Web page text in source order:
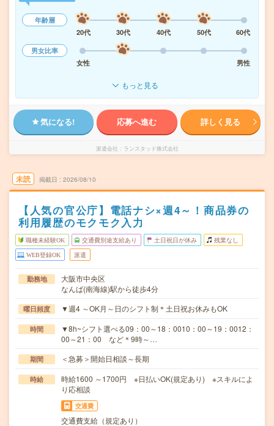
年齢層
20代
30代 40代 50代
60代
男女比率
女性
男性
もっと見る
気になる! 応募へ進む 詳しく見る
派遣会社 ランスタッド株式会社
未読 掲載日 2026/08/10
【人気の官公庁】電話ナシ×週4～！商品券の
利用履歴のモクモク入力
職種未経験OK 交通費別途支給あり 土日祝日が休み 残業なし
WEB登録OK 派遣
勤務地
大阪市中央区
なんば(南海線)駅から徒歩4分
曜日頻度 ▼週4 ～OK月～日のシフト制＊土日祝お休みもOK
時間
▼8h~シフト選べる09：00～18：0010：00～19：0012：
00～21：00 など＊9時～…
期間 ＜急募＞開始日相談～長期
時給
時給1600 ～1700円 ※日払いOK(規定あり) ※スキルによ
り応相談
交通費
交通費支給（規定あり）